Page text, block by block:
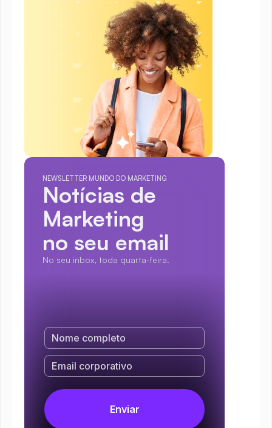
NEWSLETTER MUNDO DO MARKETING
Notícias de
Marketing
no seu email
No seu inbox, toda quarta-feira.